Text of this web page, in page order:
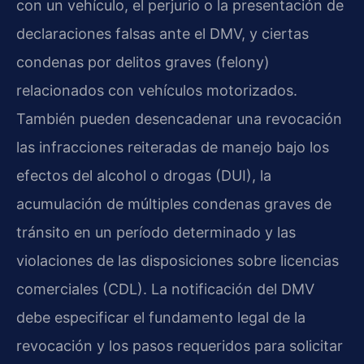
con un vehículo, el perjurio o la presentación de
declaraciones falsas ante el DMV, y ciertas
condenas por delitos graves (felony)
relacionados con vehículos motorizados.
También pueden desencadenar una revocación
las infracciones reiteradas de manejo bajo los
efectos del alcohol o drogas (DUI), la
acumulación de múltiples condenas graves de
tránsito en un período determinado y las
violaciones de las disposiciones sobre licencias
comerciales (CDL). La notificación del DMV
debe especificar el fundamento legal de la
revocación y los pasos requeridos para solicitar